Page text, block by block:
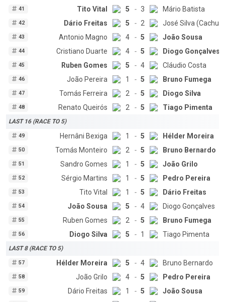
41 Tito Vital 5 - 3 Mário Batista
42 Dário Freitas 5 - 2 José Silva
43 Antonio Magno 4 - 5 João Sousa
44 Cristiano Duarte 4 - 5 Diogo Gonçalves
45 Ruben Gomes 5 - 4 Cláudio Costa
46 João Pereira 1 - 5 Bruno Fumega
47 Tomás Ferreira 2 - 5 Diogo Silva
48 Renato Queirós 2 - 5 Tiago Pimenta
LAST 16 (RACE TO 5)
49 Hernâni Bexiga 1 - 5 Hélder Moreira
50 Tomás Monteiro 2 - 5 Bruno Bernardo
51 Sandro Gomes 1 - 5 João Grilo
52 Sérgio Martins 1 - 5 Pedro Pereira
53 Tito Vital 1 - 5 Dário Freitas
54 João Sousa 5 - 4 Diogo Gonçalves
55 Ruben Gomes 2 - 5 Bruno Fumega
56 Diogo Silva 5 - 1 Tiago Pimenta
LAST 8 (RACE TO 5)
57 Hélder Moreira 5 - 4 Bruno Bernardo
58 João Grilo 4 - 5 Pedro Pereira
59 Dário Freitas 1 - 5 João Sousa